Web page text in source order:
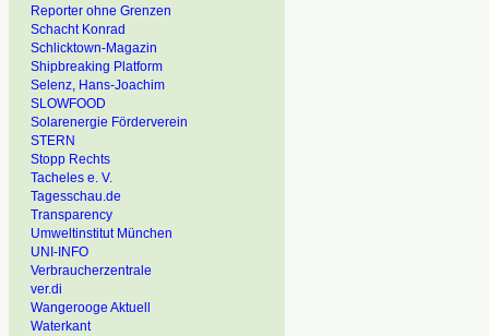
Reporter ohne Grenzen
Schacht Konrad
Schlicktown-Magazin
Shipbreaking Platform
Selenz, Hans-Joachim
SLOWFOOD
Solarenergie Förderverein
STERN
Stopp Rechts
Tacheles e. V.
Tagesschau.de
Transparency
Umweltinstitut München
UNI-INFO
Verbraucherzentrale
ver.di
Wangerooge Aktuell
Waterkant